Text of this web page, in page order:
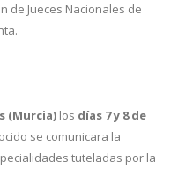
de Jueces Nacionales de
(Murcia) los días 7 y 8 de
se comunicara la
tuteladas por la